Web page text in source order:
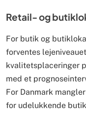
Retail- og
For butik og
forventes
kvalitetsplaceringer
med et
For Danmark
for udelukkende